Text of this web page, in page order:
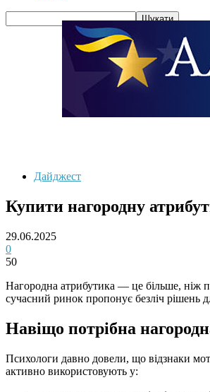
Дайджест
Купити нагородну
29.06.2025
0
50
Нагородна атрибутика — це більше, ніж
сучасний ринок пропонує безліч рішень
Навіщо потрібна
Психологи давно довели, що відзнаки
активно використовують у: